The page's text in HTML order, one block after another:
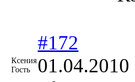
Ксения
Гость
#172